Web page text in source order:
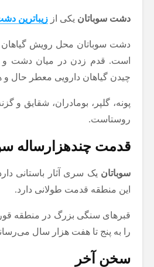
دشت‌ سوباتان یکی از زیباترین
دشت سوباتان محل رویش گیاهان
است. قدم زدن در میان دشت‌ و
چیدن گیاهان دارویی معطر حال و
پونه، گلپر، بومادران، شقایق و
روستاست.
قدمت چندهزارساله
سوباتان یک سری آثار باستانی
این منطقه قدمت طولانی دارد.
قبرهای سنگی بزرگ در منطقه
را به پنج تا هفت هزار سال
سخن آخر